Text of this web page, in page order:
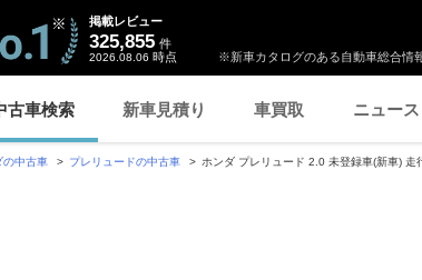
※新車カタログのある自動車総合情
掲載レビュー
325,855 件
2026.08.06 時点
古車検索 新車見積り 車買取 ニュース
の中古車 プレリュードの中古車 ホンダ プレリュード 2.0 未登録車(新車) 走